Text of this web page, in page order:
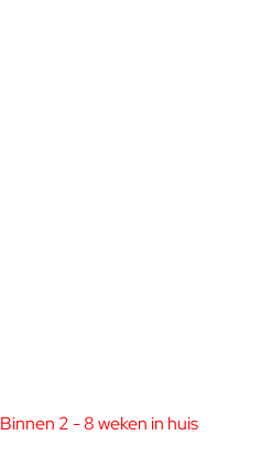
Binnen 2 - 8 weken in huis